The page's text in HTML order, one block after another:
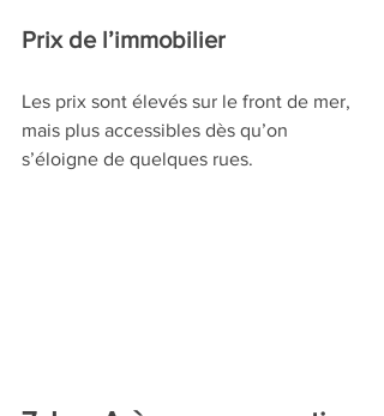
Prix de l’immobilier
Les prix sont élevés sur le front de mer,
mais plus accessibles dès qu’on
s’éloigne de quelques rues.